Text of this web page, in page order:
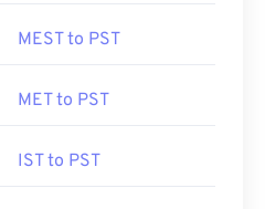
MEST to PST
MET to PST
IST to PST